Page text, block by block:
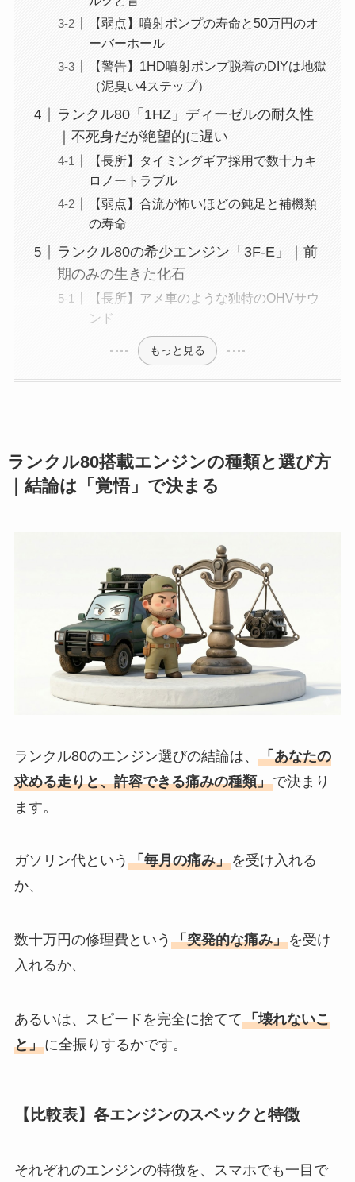
【弱点】噴射ポンプの寿命と50万円のオ
ーバーホール
【警告】1HD噴射ポンプ脱着のDIYは地獄
（泥臭い4ステップ）
ランクル80「1HZ」ディーゼルの耐久性
｜不死身だが絶望的に遅い
【長所】タイミングギア採用で数十万キ
ロノートラブル
【弱点】合流が怖いほどの鈍足と補機類
の寿命
ランクル80の希少エンジン「3F-E」｜前
期のみの生きた化石
【長所】アメ車のような独特のOHVサウ
ンド
もっと見る
ランクル80搭載エンジンの種類と選び方
｜結論は「覚悟」で決まる
ランクル80のエンジン選びの結論は、 「あなたの
求める走りと、許容できる痛みの種類」で決まり
ます。
ガソリン代という 「毎月の痛み」を受け入れる
か、
数十万円の修理費という 「突発的な痛み」を受け
入れるか、
あるいは、スピードを完全に捨てて「壊れないこ
と」に全振りするかです。
【比較表】各エンジンのスペックと特徴
それぞれのエンジンの特徴を、スマホでも一目で